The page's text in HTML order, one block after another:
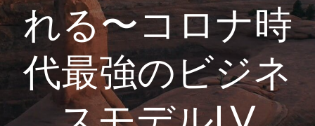
れる〜コロナ時
代最強のビジネ